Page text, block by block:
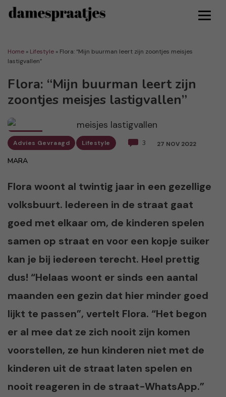
Home » Lifestyle » Flora: “Mijn buurman leert zijn zoontjes meisjes
lastigvallen”
Flora: “Mijn buurman leert zijn
zoontjes meisjes lastigvallen”
Advies Gevraagd Lifestyle 3 27 NOV 2022
MARA
Flora woont al twintig jaar in een gezellige
volksbuurt. Iedereen in de straat gaat
goed met elkaar om, de kinderen spelen
samen op straat en voor een kopje suiker
kan je bij iedereen terecht. Heel prettig
dus! “Helaas woont er sinds een aantal
maanden een gezin dat hier minder goed
lijkt te passen”, vertelt Flora. “Het begon
er al mee dat ze zich nooit zijn komen
voorstellen, ze hun kinderen niet met de
kinderen uit de straat laten spelen en
nooit reageren in de straat-WhatsApp.”